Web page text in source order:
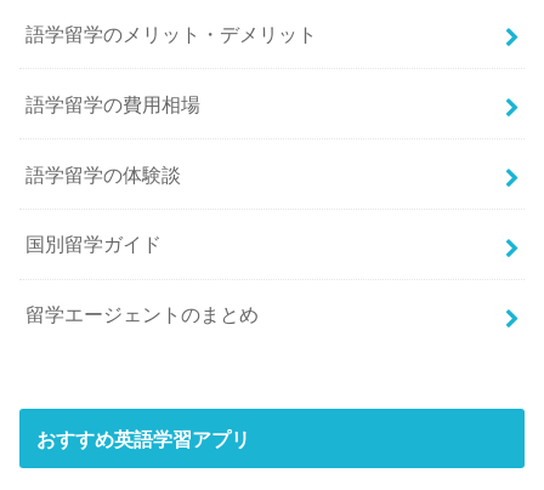
語学留学のメリット・デメリット
語学留学の費用相場
語学留学の体験談
国別留学ガイド
留学エージェントのまとめ
おすすめ英語学習アプリ